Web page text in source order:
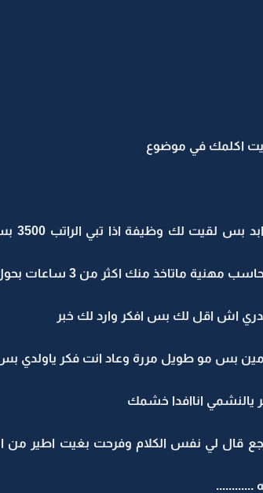
اكلمك في موضوع
منك اكثر من 3 ساعات بحول 700 اتوقع هاه اش رايك؟
اش اقل لك بس افكر وارد لك خبر
بس مو طويل مررة وعاد انت فكر ياولدي بس
يالنشمي اناافدا خشمك
قال لي نفس الكلام وفرحت بغيت اطير
............